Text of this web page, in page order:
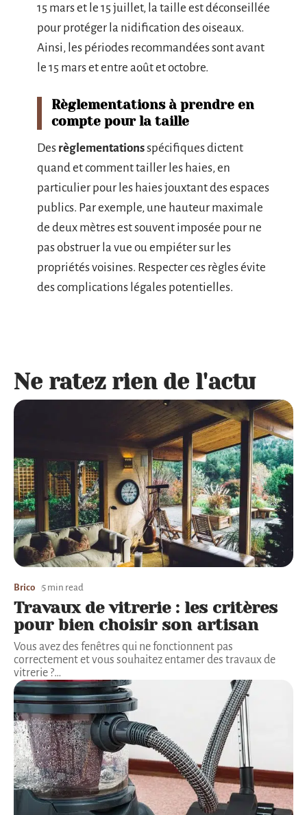
15 mars et le 15 juillet, la taille est déconseillée
pour protéger la nidification des oiseaux.
Ainsi, les périodes recommandées sont avant
le 15 mars et entre août et octobre.
Règlementations à prendre en
compte pour la taille
Des règlementationsspécifiques dictent
quand et comment tailler les haies, en
particulier pour les haies jouxtant des espaces
publics. Par exemple, une hauteur maximale
de deux mètres est souvent imposée pour ne
pas obstruer la vue ou empiéter sur les
propriétés voisines. Respecter ces règles évite
des complications légales potentielles.
Ne ratez rien de l'actu
Brico 5 min read
Travaux de vitrerie : les critères
pour bien choisir son artisan
Vous avez des fenêtres qui ne fonctionnent pas
correctement et vous souhaitez entamer des travaux de
vitrerie ?…